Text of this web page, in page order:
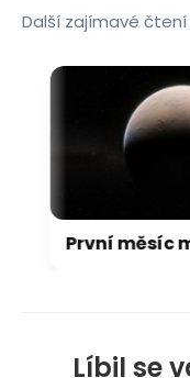
Líbil se
Další zajímavé